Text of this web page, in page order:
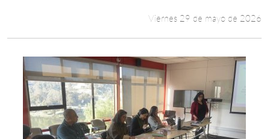
Viernes 29 de mayo de 2026